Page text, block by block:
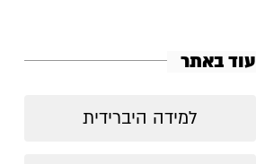
עוד באתר
למידה היברידית